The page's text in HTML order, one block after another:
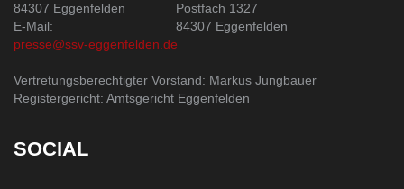
84307 Eggenfelden
E-Mail:
presse@ssv-eggenfelden.de
Postfach 1327
84307 Eggenfelden
Vertretungsberechtigter Vorstand: Markus Jungbauer
Registergericht: Amtsgericht Eggenfelden
SOCIAL